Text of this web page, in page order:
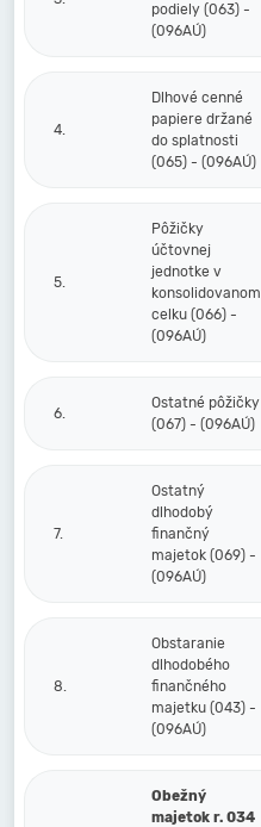
podiely (063) -
(096AÚ)
4.
Dlhové cenné
papiere držané
do splatnosti
(065) - (096AÚ)
5.
Pôžičky
účtovnej
jednotke v
konsolidovanom
celku (066) -
(096AÚ)
6.
Ostatné pôžičky
(067) - (096AÚ)
7.
Ostatný
dlhodobý
finančný
majetok (069) -
(096AÚ)
8.
Obstaranie
dlhodobého
finančného
majetku (043) -
(096AÚ)
Obežný
majetok r. 034